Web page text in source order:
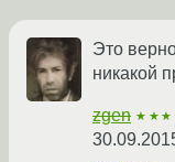
Это
никакой
zgen